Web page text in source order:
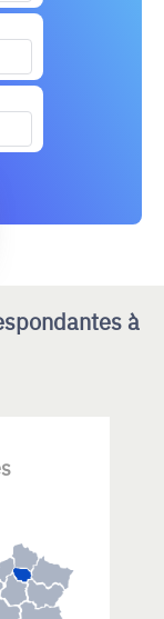
à